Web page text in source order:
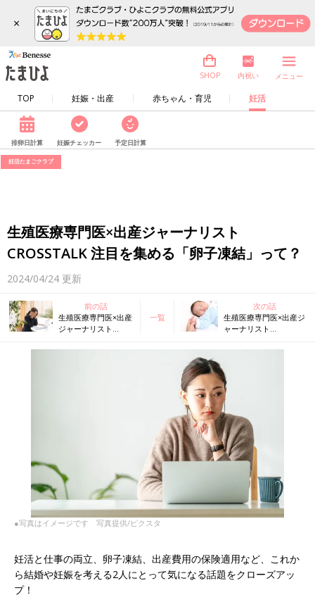
×
TOP 妊娠・出産 赤ちゃん・育児 妊活
SHOP 内祝い メニュー
排卵日計算 妊娠チェッカー 予定日計算
妊活たまごクラブ
生殖医療専門医×出産ジャーナリスト
CROSSTALK 注目を集める「卵子凍結」って？
2024/04/24 更新
前の話
生殖医療専門医×出産
ジャーナリスト
と仕事の両立」は大
一覧
次の話
生殖医療専門医×出産ジ
ャーナリスト
化」が止まらないのは
●写真はイメージです 写真提供/ピクスタ
妊活と仕事の両立、卵子凍結、出産費用の保険適用など、これか
ら結婚や妊娠を考える2人にとって気になる話題をクローズアッ
プ！